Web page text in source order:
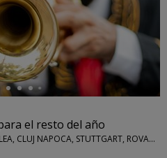
el resto del año
VARIAS AEROLÍNEAS • NADOR, BASILEA, CLUJ NAPOCA, STUTTGART, ROVANIEMI Y MÁS